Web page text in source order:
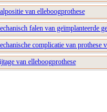
van elleboogprothese
falen van geïmplanteerde
complicatie van prothese
van elleboogprothese